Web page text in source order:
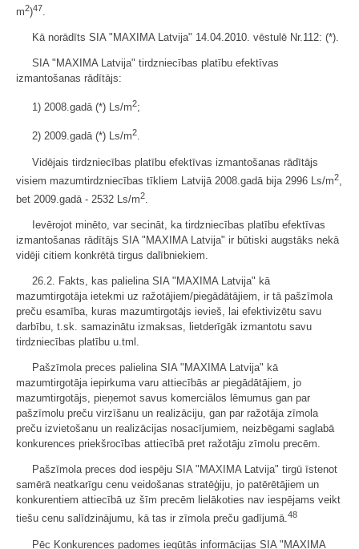
m2)47.
Kā norādīts SIA "MAXIMA Latvija" 14.04.2010. vēstulē Nr.112: (*).
SIA "MAXIMA Latvija" tirdzniecības platību efektīvas
izmantošanas rādītājs:
1) 2008.gadā (*) Ls/m2;
2) 2009.gadā (*) Ls/m2.
Vidējais tirdzniecības platību efektīvas izmantošanas rādītājs
visiem mazumtirdzniecības tīkliem Latvijā 2008.gadā bija 2996 Ls/m2,
bet 2009.gadā ‑ 2532 Ls/m2.
Ievērojot minēto, var secināt, ka tirdzniecības platību efektīvas
izmantošanas rādītājs SIA "MAXIMA Latvija" ir būtiski augstāks nekā
vidēji citiem konkrētā tirgus dalībniekiem.
26.2. Fakts, kas palielina SIA "MAXIMA Latvija" kā
mazumtirgotāja ietekmi uz ražotājiem/piegādātājiem, ir tā pašzīmola
preču esamība, kuras mazumtirgotājs ievieš, lai efektivizētu savu
darbību, t.sk. samazinātu izmaksas, lietderīgāk izmantotu savu
tirdzniecības platību u.tml.
Pašzīmola preces palielina SIA "MAXIMA Latvija" kā
mazumtirgotāja iepirkuma varu attiecībās ar piegādātājiem, jo
mazumtirgotājs, pieņemot savus komerciālos lēmumus gan par
pašzīmolu preču virzīšanu un realizāciju, gan par ražotāja zīmola
preču izvietošanu un realizācijas nosacījumiem, neizbēgami saglabā
konkurences priekšrocības attiecībā pret ražotāju zīmolu precēm.
Pašzīmola preces dod iespēju SIA "MAXIMA Latvija" tirgū īstenot
samērā neatkarīgu cenu veidošanas stratēģiju, jo patērētājiem un
konkurentiem attiecībā uz šīm precēm lielākoties nav iespējams veikt
tiešu cenu salīdzinājumu, kā tas ir zīmola preču gadījumā.48
Pēc Konkurences padomes iegūtās informācijas SIA "MAXIMA